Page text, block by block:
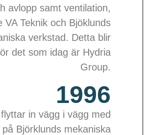
avlopp samt ventilation,
VA Teknik och Bjöklunds
verkstad. Detta blir
det som idag är Hydria
Group.
1996
in vägg i vägg med
på Björklunds mekaniska